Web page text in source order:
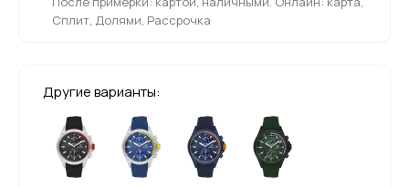
Сплит, Долями, Рассрочка
Другие варианты: